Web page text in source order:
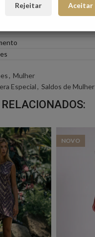
, Mulher
Especial, Saldos de Mulher
NOVO
Rejeitar Aceitar